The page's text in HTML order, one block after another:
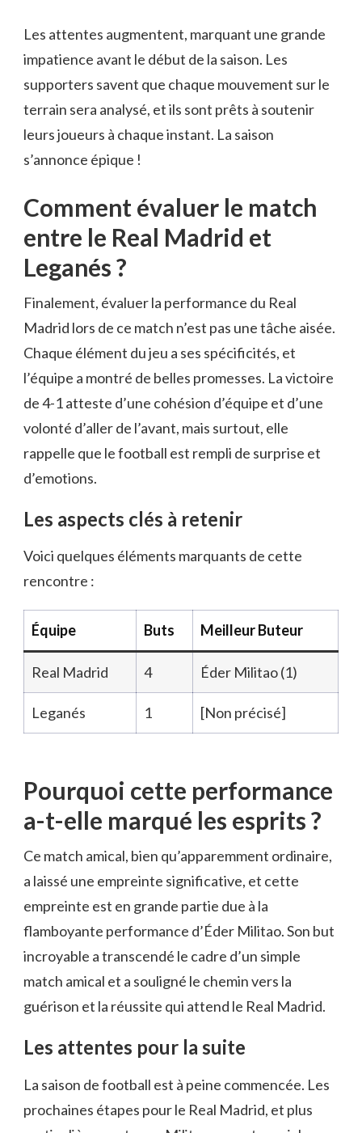
Les attentes augmentent, marquant une grande
impatience avant le début de la saison. Les
supporters savent que chaque mouvement sur le
terrain sera analysé, et ils sont prêts à soutenir
leurs joueurs à chaque instant. La saison
s’annonce épique !
Comment évaluer le match
entre le Real Madrid et
Leganés ?
Finalement, évaluer la performance du Real
Madrid lors de ce match n’est pas une tâche aisée.
Chaque élément du jeu a ses spécificités, et
l’équipe a montré de belles promesses. La victoire
de 4-1 atteste d’une cohésion d’équipe et d’une
volonté d’aller de l’avant, mais surtout, elle
rappelle que le football est rempli de surprise et
d’emotions.
Les aspects clés à retenir
Voici quelques éléments marquants de cette
rencontre :
Équipe Buts Meilleur Buteur
Real Madrid 4 Éder Militao (1)
Leganés 1 [Non précisé]
Pourquoi cette performance
a-t-elle marqué les esprits ?
Ce match amical, bien qu’apparemment ordinaire,
a laissé une empreinte significative, et cette
empreinte est en grande partie due à la
flamboyante performance d’Éder Militao. Son but
incroyable a transcendé le cadre d’un simple
match amical et a souligné le chemin vers la
guérison et la réussite qui attend le Real Madrid.
Les attentes pour la suite
La saison de football est à peine commencée. Les
prochaines étapes pour le Real Madrid, et plus